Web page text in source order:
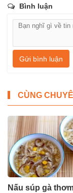
Bình luận
Gửi bình luận
CÙNG
Nấu súp gà